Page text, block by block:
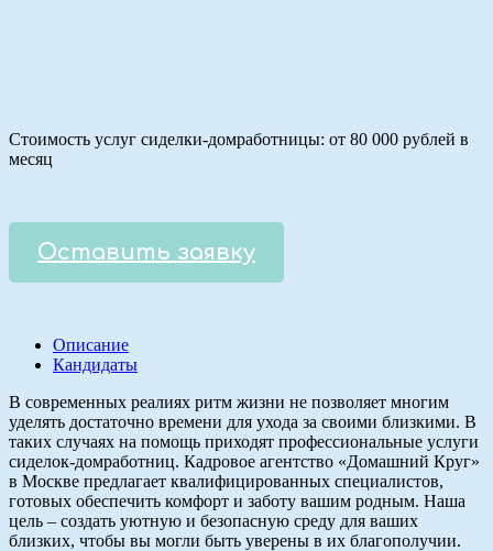
Стоимость услуг сиделки-домработницы: от 80 000 рублей в
месяц
Оставить заявку
Описание
Кандидаты
В современных реалиях ритм жизни не позволяет многим
уделять достаточно времени для ухода за своими близкими. В
таких случаях на помощь приходят профессиональные услуги
сиделок-домработниц. Кадровое агентство «Домашний Круг»
в Москве предлагает квалифицированных специалистов,
готовых обеспечить комфорт и заботу вашим родным. Наша
цель – создать уютную и безопасную среду для ваших
близких, чтобы вы могли быть уверены в их благополучии.